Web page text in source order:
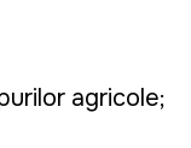
agricole;